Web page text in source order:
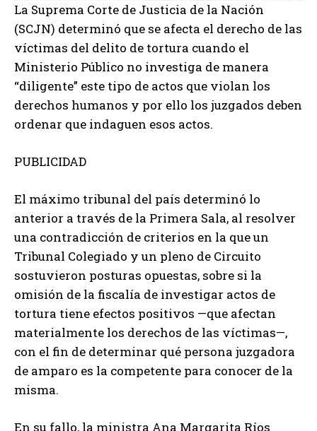
La Suprema Corte de Justicia de la Nación
(SCJN) determinó que se afecta el derecho de las
víctimas del delito de tortura cuando el
Ministerio Público no investiga de manera
“diligente” este tipo de actos que violan los
derechos humanos y por ello los juzgados deben
ordenar que indaguen esos actos.
PUBLICIDAD
El máximo tribunal del país determinó lo
anterior a través de la Primera Sala, al resolver
una contradicción de criterios en la que un
Tribunal Colegiado y un pleno de Circuito
sostuvieron posturas opuestas, sobre si la
omisión de la fiscalía de investigar actos de
tortura tiene efectos positivos —que afectan
materialmente los derechos de las víctimas—,
con el fin de determinar qué persona juzgadora
de amparo es la competente para conocer de la
misma.
En su fallo, la ministra Ana Margarita Ríos